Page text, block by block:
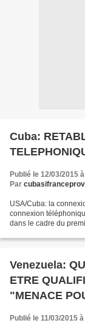
Cuba:
Publié le 12/03/2015
Par
USA/Cuba: la
connexion
dans le cadre du
Venezuela:
ETRE
"MENACE
Publié le 11/03/2015